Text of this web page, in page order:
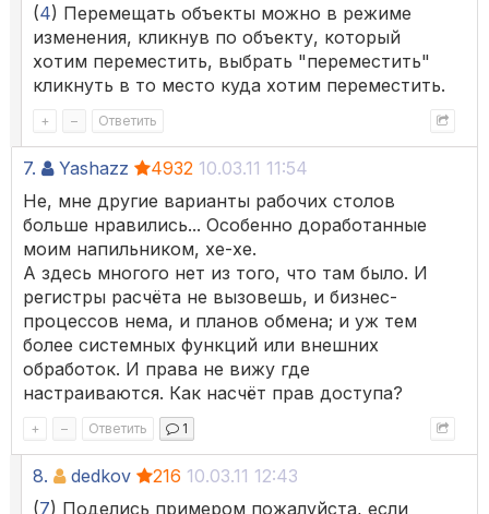
(4) Перемещать объекты можно в режиме
изменения, кликнув по объекту, который
хотим переместить, выбрать "переместить"
кликнуть в то место куда хотим переместить.
+ – Ответить
7. Yashazz 4932 10.03.11 11:54
Не, мне другие варианты рабочих столов
больше нравились... Особенно доработанные
моим напильником, хе-хе.
А здесь многого нет из того, что там было. И
регистры расчёта не вызовешь, и бизнес-
процессов нема, и планов обмена; и уж тем
более системных функций или внешних
обработок. И права не вижу где
настраиваются. Как насчёт прав доступа?
+ – Ответить 1
8. dedkov 216 10.03.11 12:43
(7) Поделись примером пожалуйста, если